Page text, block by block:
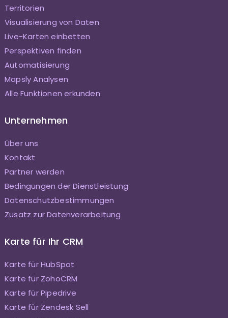
Territorien
Visualisierung von Daten
Live-Karten einbetten
Perspektiven finden
Automatisierung
Mapsly Analysen
Alle Funktionen erkunden
Unternehmen
Über uns
Kontakt
Partner werden
Bedingungen der Dienstleistung
Datenschutzbestimmungen
Zusatz zur Datenverarbeitung
Karte für Ihr CRM
Karte für HubSpot
Karte für ZohoCRM
Karte für Pipedrive
Karte für Zendesk Sell